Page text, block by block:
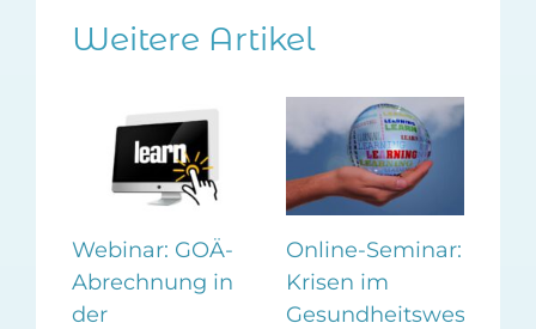
Weitere Artikel
Webinar: GOÄ-
Abrechnung in
der
Online-Seminar:
Krisen im
Gesundheitswesen